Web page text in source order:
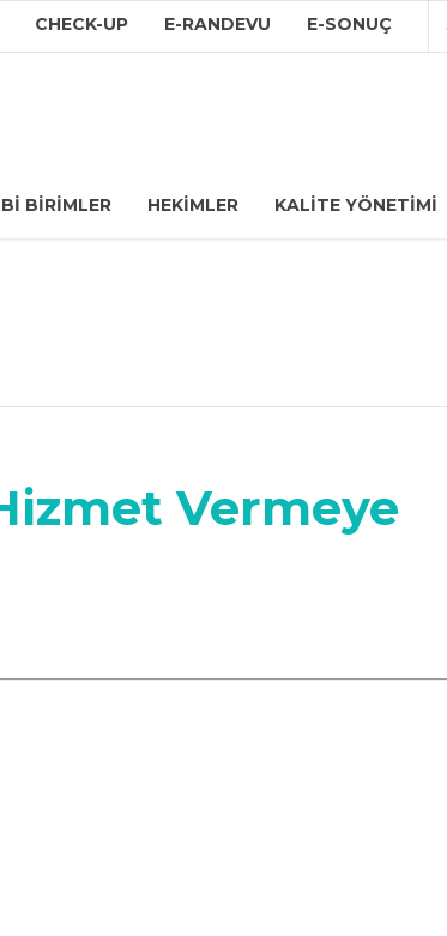
CHECK-UP E-RANDEVU E-SONUÇ
BIRIMLER HEKIMLER KALITE YÖNETIMI
Vermeye